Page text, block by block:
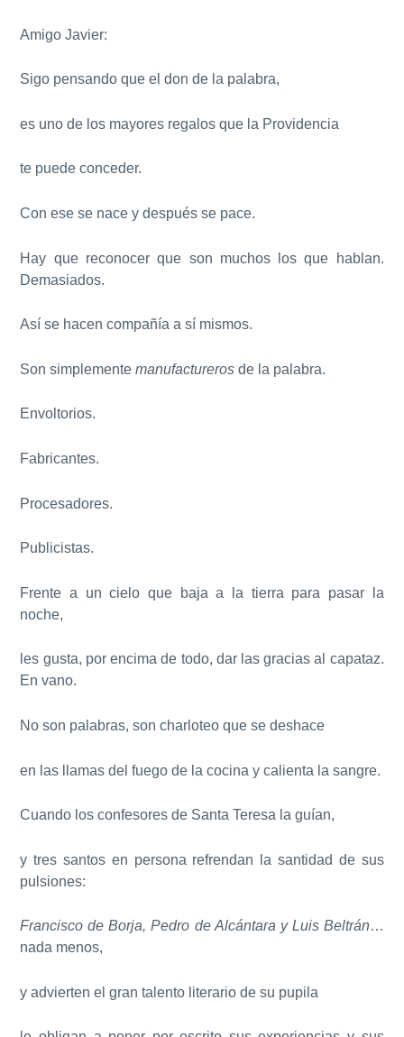
Amigo Javier:
Sigo pensando que el don de la palabra,
es uno de los mayores regalos que la Providencia
te puede conceder.
Con ese se nace y después se pace.
Hay que reconocer que son muchos los que hablan.
Demasiados.
Así se hacen compañía a sí mismos.
Son simplementemanufactureros de la palabra.
Envoltorios.
Fabricantes.
Procesadores.
Publicistas.
Frente a un cielo que baja a la tierra para pasar la
noche,
les gusta, por encima de todo, dar las gracias al capataz.
En vano.
No son palabras, son charloteo que se deshace
en las llamas del fuego de la cocina y calienta la sangre.
Cuando los confesores de Santa Teresa la guían,
y tres santos en persona refrendan la santidad de sus
pulsiones:
Francisco de Borja, Pedro de Alcántara y Luis Beltrán…
nada menos,
y advierten el gran talento literario de su pupila